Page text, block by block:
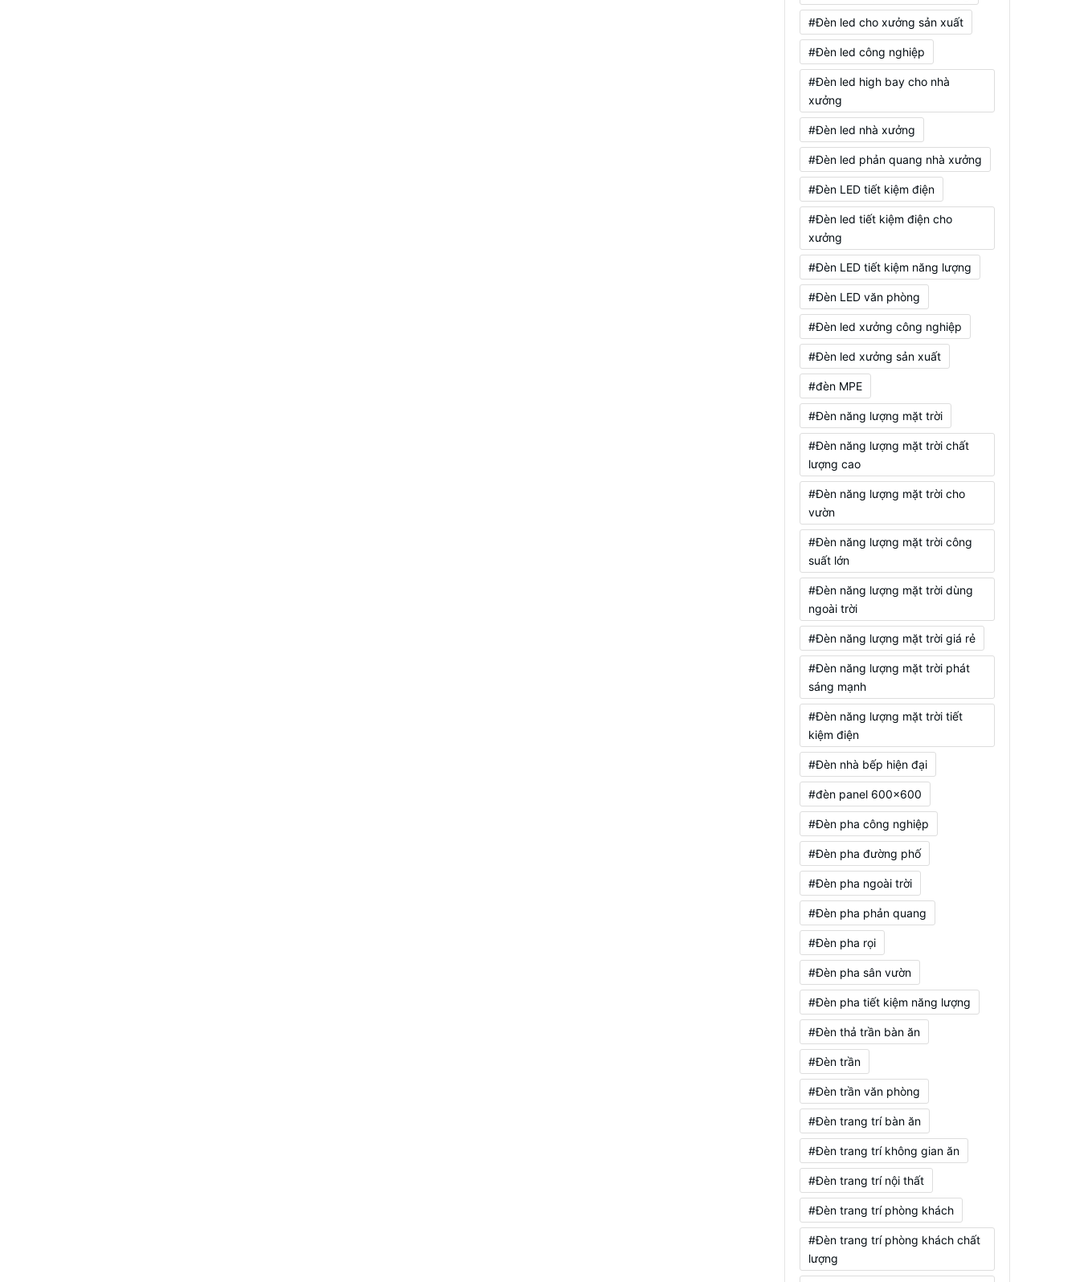
#Đèn led cho xưởng sản xuất
#Đèn led công nghiệp
#Đèn led high bay cho nhà
xưởng
#Đèn led nhà xưởng
#Đèn led phản quang nhà xưởng
#Đèn LED tiết kiệm điện
#Đèn led tiết kiệm điện cho
xưởng
#Đèn LED tiết kiệm năng lượng
#Đèn LED văn phòng
#Đèn led xưởng công nghiệp
#Đèn led xưởng sản xuất
#đèn MPE
#Đèn năng lượng mặt trời
#Đèn năng lượng mặt trời chất
lượng cao
#Đèn năng lượng mặt trời cho
vườn
#Đèn năng lượng mặt trời công
suất lớn
#Đèn năng lượng mặt trời dùng
ngoài trời
#Đèn năng lượng mặt trời giá rẻ
#Đèn năng lượng mặt trời phát
sáng mạnh
#Đèn năng lượng mặt trời tiết
kiệm điện
#Đèn nhà bếp hiện đại
#đèn panel 600x600
#Đèn pha công nghiệp
#Đèn pha đường phố
#Đèn pha ngoài trời
#Đèn pha phản quang
#Đèn pha rọi
#Đèn pha sân vườn
#Đèn pha tiết kiệm năng lượng
#Đèn thả trần bàn ăn
#Đèn trần
#Đèn trần văn phòng
#Đèn trang trí bàn ăn
#Đèn trang trí không gian ăn
#Đèn trang trí nội thất
#Đèn trang trí phòng khách
#Đèn trang trí phòng khách chất
lượng